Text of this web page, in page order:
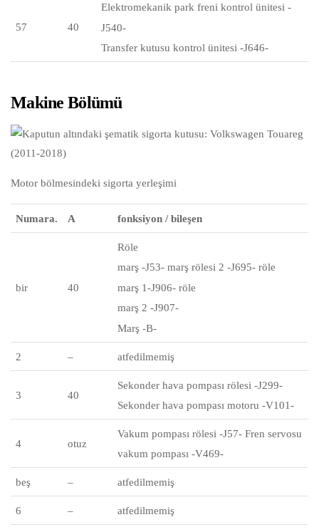
57 40
Elektromekanik park freni kontrol ünitesi -
J540-
Transfer kutusu kontrol ünitesi -J646-
Makine Bölümü
Motor bölmesindeki sigorta yerleşimi
Numara. A fonksiyon / bileşen
bir 40
Röle
marş -J53- marş rölesi 2 -J695- röle
marş 1-J906- röle
marş 2 -J907-
Marş -B-
2 – atfedilmemiş
3 40
Sekonder hava pompası rölesi -J299-
Sekonder hava pompası motoru -V101-
4 otuz
Vakum pompası rölesi -J57- Fren servosu
vakum pompası -V469-
beş – atfedilmemiş
6 – atfedilmemiş